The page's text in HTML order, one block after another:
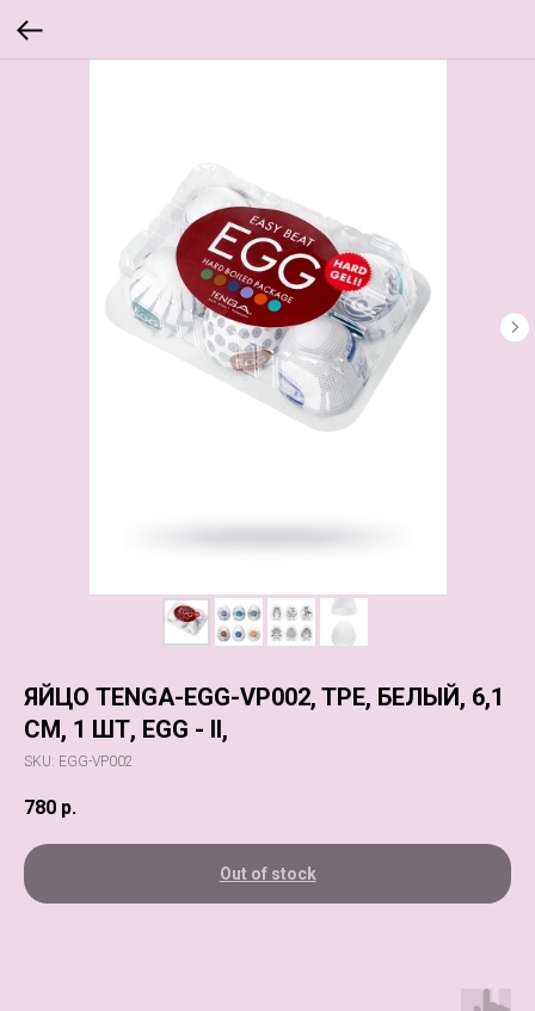
ЯЙЦО TENGA-EGG-VP002, TPE, БЕЛЫЙ, 6,1
СМ, 1 ШТ, EGG - II,
SKU: EGG-VP002
780 р.
Out of stock